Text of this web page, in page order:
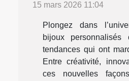
15 mars 2026 11:04
Plongez dans
bijoux
tendances qui ont
Entre créativité,
ces nouvelles